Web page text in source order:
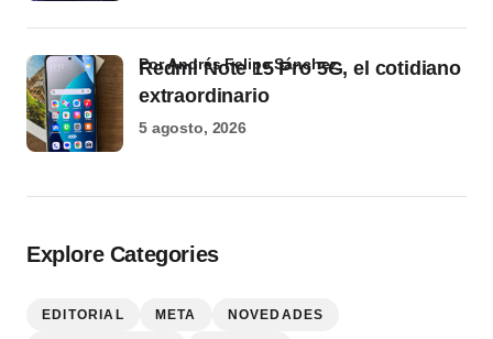
Redmi Note 15 Pro 5G, el cotidiano
extraordinario
por Andrés Felipe Sánchez
5 agosto, 2026
Explore Categories
EDITORIAL META NOVEDADES